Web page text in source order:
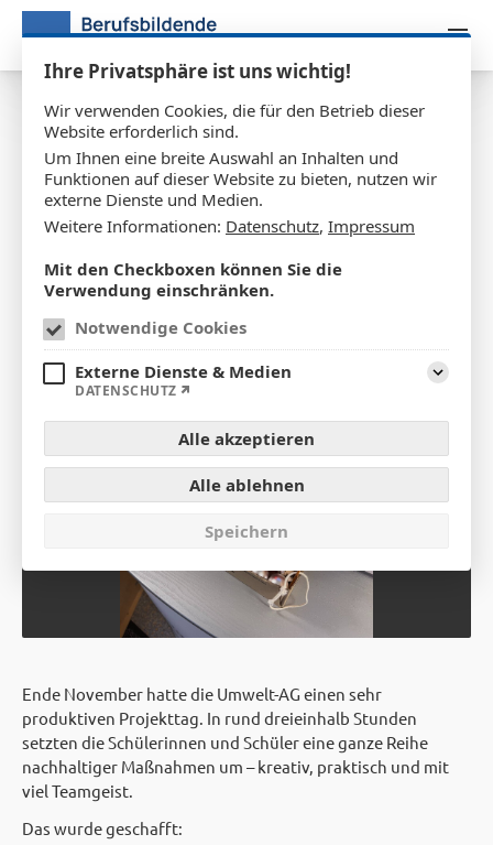
Ein vielseitiger Projekttag der
Umwelt-AG
Ende November hatte die Umwelt-AG einen sehr
produktiven Projekttag. In rund dreieinhalb Stunden
setzten die Schülerinnen und Schüler eine ganze Reihe
nachhaltiger Maßnahmen um – kreativ, praktisch und mit
viel Teamgeist.
Das wurde geschafft:
Ihre Privatsphäre ist uns wichtig!
Wir verwenden Cookies, die für den Betrieb dieser
Website erforderlich sind.
Um Ihnen eine breite Auswahl an Inhalten und
Funktionen auf dieser Website zu bieten, nutzen wir
externe Dienste und Medien.
Weitere Informationen: Datenschutz, Impressum
Mit den Checkboxen können Sie die
Verwendung einschränken.
Notwendige Cookies
Externe Dienste & Medien
DATENSCHUTZ
Alle akzeptieren
Alle ablehnen
Speichern